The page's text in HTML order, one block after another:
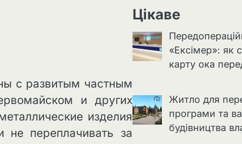
с развитым частным
и других
изделия
не переплачивать за
Цікаве
«Ексімер»: як
карту ока
Житло для
програми та
будівництва